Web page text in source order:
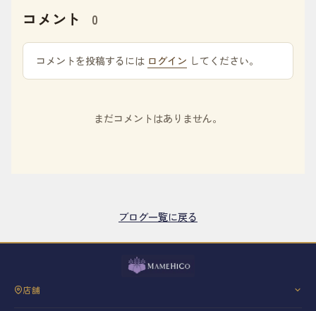
コメント 0
コメントを投稿するには ログイン してください。
まだコメントはありません。
ブログ一覧に戻る
店舗